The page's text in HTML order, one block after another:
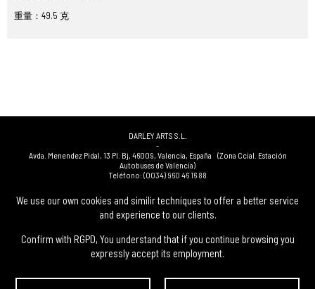
We use our own cookies and similir techniques to offer a better service
and experience to our clients.
Confirm with RGPD, You understand that if you continue browsing you
expressly accept its employment.
重量：49.5 克
DARLEY ARTS S.L.
-
Avda. Menendez Pidal, 13 Pl. Bj, 46009, Valencia, España (Zona Ccial. Estación
Autobuses de Valencia)
Teléfono:(0034) 960 46 16 88
(0034) 963 40 48 21
-
(0034) 669 53 68 89 (solo WhatsApp)
info@subastasdarley.com